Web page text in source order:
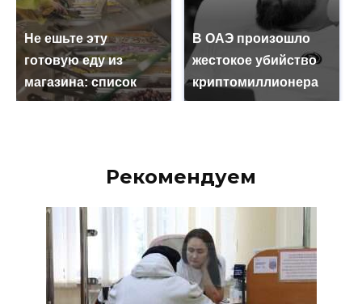
Не ешьте эту
готовую еду из
магазина: список
В ОАЭ произошло
жестокое убийство
криптомиллионера
Рекомендуем